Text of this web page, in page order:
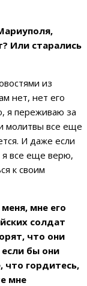
Или старались
из
нет, нет его
я переживаю за
молитвы все еще
И даже если
я все еще верю,
к своим
мне его
солдат
что они
бы они
что гордитесь,
мне